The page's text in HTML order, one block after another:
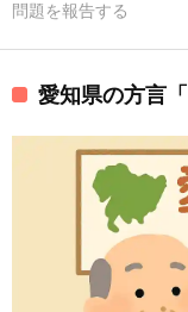
問題を報告する
愛知県の方言